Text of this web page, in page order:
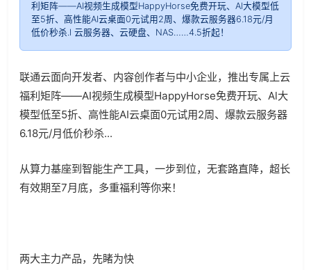
利矩阵——AI视频生成模型HappyHorse免费开玩、Al大模型低
至5折、高性能AI云桌面0元试用2周、爆款云服务器6.18元/月
低价秒杀.l 云服务器、云硬盘、NAS……4.5折起！
联通云面向开发者、内容创作者与中小企业，推出专属上云
福利矩阵——AI视频生成模型HappyHorse免费开玩、 Al大
模型低至5折、高性能AI云桌面0元试用2周、爆款云服务器
6.18元/月低价秒杀...
从算力基座到智能生产工具，一步到位，无套路直降，超长
有效期至7月底，多重福利等你来！
两大主力产品，先睹为快